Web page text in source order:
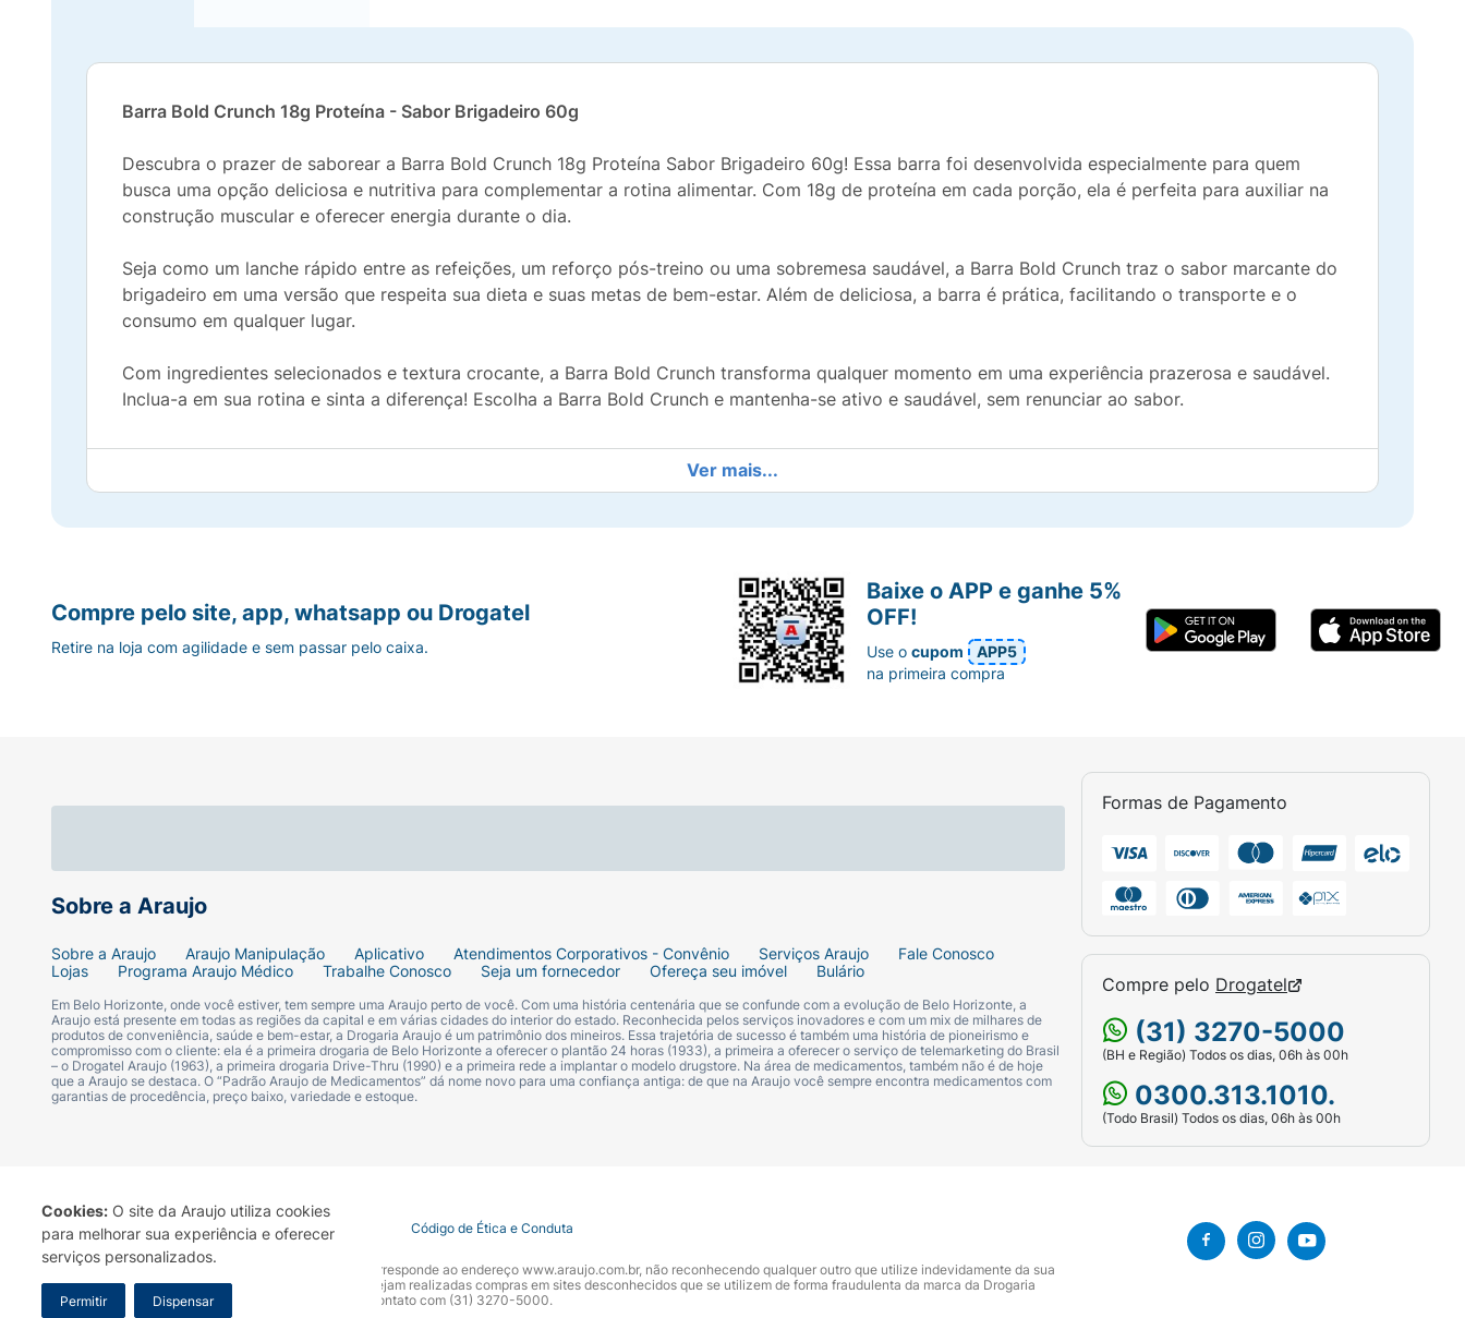
Cookies: O site da Araujo utiliza cookies
para melhorar sua experiência e oferecer
serviços personalizados.
Permitir Dispensar
Barra Bold Crunch 18g Proteína - Sabor Brigadeiro 60g
Descubra o prazer de saborear a Barra Bold Crunch 18g Proteína Sabor Brigadeiro 60g! Essa barra foi desenvolvida especialmente para quem
busca uma opção deliciosa e nutritiva para complementar a rotina alimentar. Com 18g de proteína em cada porção, ela é perfeita para auxiliar na
construção muscular e oferecer energia durante o dia.
Seja como um lanche rápido entre as refeições, um reforço pós-treino ou uma sobremesa saudável, a Barra Bold Crunch traz o sabor marcante do
brigadeiro em uma versão que respeita sua dieta e suas metas de bem-estar. Além de deliciosa, a barra é prática, facilitando o transporte e o
consumo em qualquer lugar.
Com ingredientes selecionados e textura crocante, a Barra Bold Crunch transforma qualquer momento em uma experiência prazerosa e saudável.
Inclua-a em sua rotina e sinta a diferença! Escolha a Barra Bold Crunch e mantenha-se ativo e saudável, sem renunciar ao sabor.
Ver mais...
Sobre a Araujo
Sobre a Araujo Araujo Manipulação Aplicativo Atendimentos Corporativos - Convênio Serviços Araujo
Fale Conosco
Lojas
Programa Araujo Médico Trabalhe Conosco Seja um fornecedor Ofereça seu imóvel Bulário
Em Belo Horizonte, onde você estiver, tem sempre uma Araujo perto de você. Com uma história centenária que se confunde com a evolução de Belo Horizonte, a
Araujo está presente em todas as regiões da capital e em várias cidades do interior do estado. Reconhecida pelos serviços inovadores e com um mix de milhares de
produtos de conveniência, saúde e bem-estar, a Drogaria Araujo é um patrimônio dos mineiros. Essa trajetória de sucesso é também uma história de pioneirismo e
compromisso com o cliente: ela é a primeira drogaria de Belo Horizonte a oferecer o plantão 24 horas (1933), a primeira a oferecer o serviço de telemarketing do Brasil
– o Drogatel Araujo (1963), a primeira drogaria Drive-Thru (1990) e a primeira rede a implantar o modelo drugstore. Na área de medicamentos, também não é de hoje
que a Araujo se destaca. O “Padrão Araujo de Medicamentos” dá nome novo para uma confiança antiga: de que na Araujo você sempre encontra medicamentos com
garantias de procedência, preço baixo, variedade e estoque.
Formas de Pagamento
Compre pelo Drogatel
(31) 3270-5000
(BH e Região) Todos os dias, 06h às 00h
0300.313.1010.
(Todo Brasil) Todos os dias, 06h às 00h
Compre pelo site, app, whatsapp ou Drogatel
Retire na loja com agilidade e sem passar pelo caixa.
Baixe o APP e ganhe 5%
OFF!
Use ocupom
APP5
na primeira compra
Termo de Uso Portal da Privacidade Covid-19 Código de Ética e Conduta
A Drogaria Araujo S/A informa que o seu site oficial corresponde ao endereço www.araujo.com.br, não reconhecendo qualquer outro que utilize indevidamente da sua
marca. Para sua segurança recomendamos que não sejam realizadas compras em sites desconhecidos que se utilizem de forma fraudulenta da marca da Drogaria
Araujo S.A. Em caso de dúvidas, gentileza entrar em contato com (31) 3270-5000.